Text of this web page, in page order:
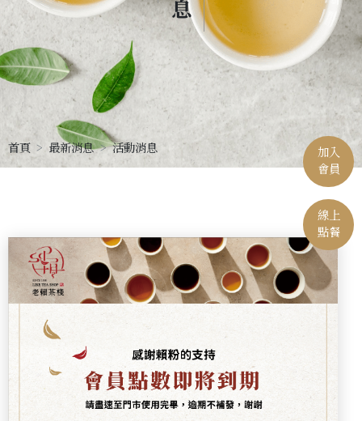
首頁 最新消息 活動消息
加入
會員
線上
點餐